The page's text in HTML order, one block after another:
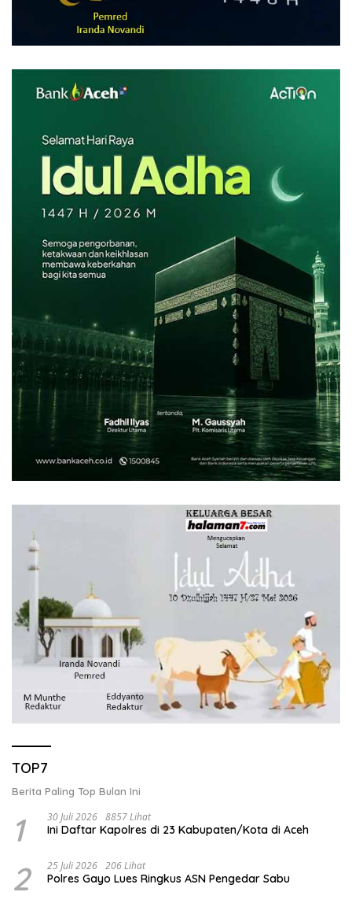
TOP7
Berita Paling Top Bulan Ini
1 30 Juli 2026 8857 Lihat
Ini Daftar Kapolres di 23 Kabupaten/Kota di Aceh
2 25 Juli 2026 206 Lihat
Polres Gayo Lues Ringkus ASN Pengedar Sabu